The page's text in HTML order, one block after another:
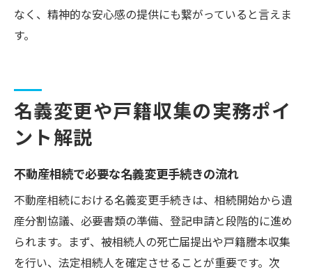
なく、精神的な安心感の提供にも繋がっていると言えま
す。
名義変更や戸籍収集の実務ポイ
ント解説
不動産相続で必要な名義変更手続きの流れ
不動産相続における名義変更手続きは、相続開始から遺
産分割協議、必要書類の準備、登記申請と段階的に進め
られます。まず、被相続人の死亡届提出や戸籍謄本収集
を行い、法定相続人を確定させることが重要です。次